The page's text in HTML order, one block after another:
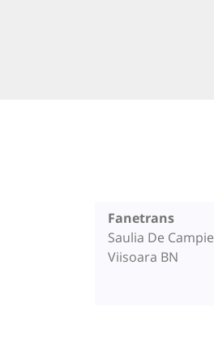
Fanetrans
Saulia De Campie
Viisoara BN